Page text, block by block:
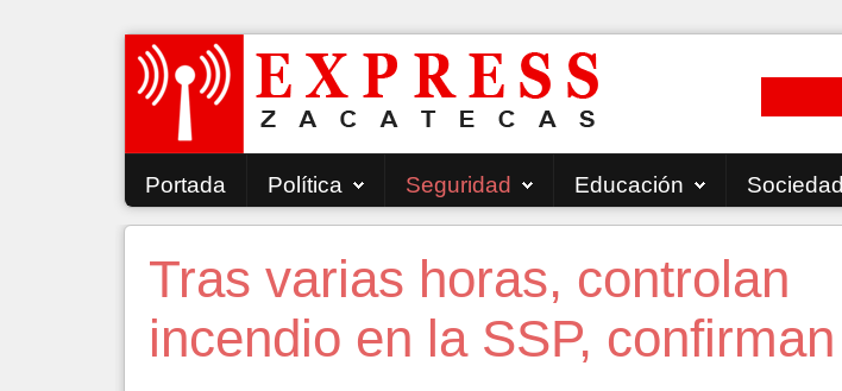
Portada Política Seguridad Educación Sociedad
Tras varias horas, controlan
incendio en la SSP, confirman